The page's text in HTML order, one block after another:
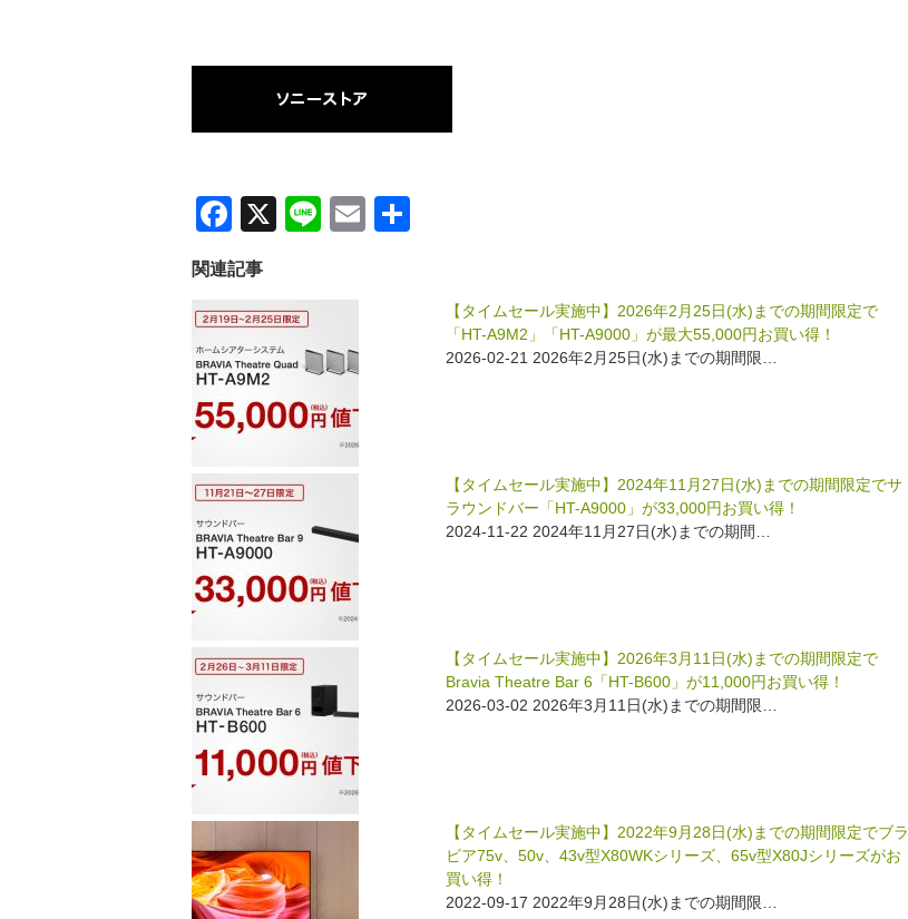
F
c
e
b
o
o
X
Li
E
関連記事
【タイムセール実施中】2026年2月25日(水)までの期間限定で
「HT-A9M2」「HT-A9000」が最大55,000円お買い得！
2026-02-21 2026年2月25日(水)までの期間限…
【タイムセール実施中】2024年11月27日(水)までの期間限定でサ
ラウンドバー「HT-A9000」が33,000円お買い得！
2024-11-22 2024年11月27日(水)までの期間…
【タイムセール実施中】2026年3月11日(水)までの期間限定で
Bravia Theatre Bar 6「HT-B600」が11,000円お買い得！
2026-03-02 2026年3月11日(水)までの期間限…
【タイムセール実施中】2022年9月28日(水)までの期間限定でブラ
ビア75v、50v、43v型X80WKシリーズ、65v型X80Jシリーズがお
買い得！
2022-09-17 2022年9月28日(水)までの期間限…